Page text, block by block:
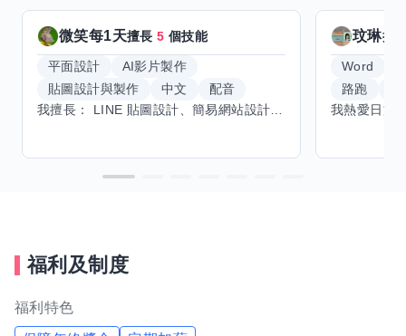
微笑每1天擅長5 個技能
平面設計
AI影片製作
貼圖設計與製作
中文
配音
玟琳擅
Word
路跑
福利及制度
福利特色